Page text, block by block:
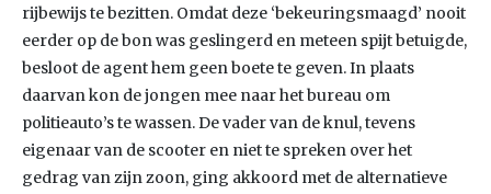
rijbewijs te bezitten. Omdat deze ‘bekeuringsmaagd’ nooit
eerder op de bon was geslingerd en meteen spijt betuigde,
besloot de agent hem geen boete te geven. In plaats
daarvan kon de jongen mee naar het bureau om
politieauto’s te wassen. De vader van de knul, tevens
eigenaar van de scooter en niet te spreken over het
gedrag van zijn zoon, ging akkoord met de alternatieve